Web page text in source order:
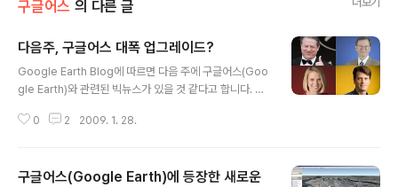
구글어스 의 다른 글
다음주, 구글어스 대폭 업그레이드?
Google Earth Blog에 따르면 다음 주에 구글어스(Goo
gle Earth)와 관련된 빅뉴스가 있을 것 같다고 합니다. 지
2월 2일에 샌프란시스코에서 "구글어스에 관한 특별한 공
(Eric Schmidt), 구글의 부사장인 마리사 메이어(Mariss
0 2 2009. 1. 28.
구글어스(Google Earth)에 등장한 새로운